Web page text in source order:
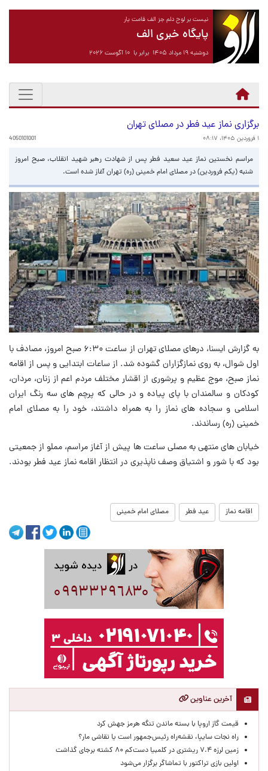
نیست بر لوح دلم جز الف قامت یار
پایگاه خبری الف
دوشنبه ۱۹ مرداد ۱۴۰۵ برابر با ۱۰ آگوست ۲۰۲۶
برگزاری نماز عید فطر در مصلای تهران
۱ فروردین ۱۴۰۵، ۰۸:۱۷ 4050101001
مراسم نخستین نماز عید سعید فطر پس از شهادت رهبر شهید انقلاب، صبح امروز
شنبه (یکم فروردین) در مصلای امام خمینی (ره) تهران آغاز شده است.
به گزارش ایسنا، درهای مصلای تهران از ساعت ۶:۳۰ صبح امروز، مصادف با
اول شوال، به روی نمازگزاران گشوده شد. از ساعات ابتدایی و پس از اقامه
نماز صبح، موج عظیم و پرشوری از اقشار مختلف مردم اعم از زنان، مردان،
کودکان و سالمندان با پای پیاده و در حالی که پرچم های سه رنگ ایران
اسلامی و سجاده های نماز را به همراه داشتند، خود را به مصلای امام
خمینی (ره) رساندند.
خیابان های منتهی به مصلی ساعت ها پیش از آغاز مراسم، مملو از جمعیتی
بود که با شور و اشتیاق وصف ناپذیری در انتظار اقامه نماز عید فطر بودند.
اقامه نماز عید فطر مصلای امام خمینی
آخرین عناوین
قیمت گاز اروپا با بسته ماندن تنگه هرمز جهش کرد
راه نجات سایپا، نقشه‌راه رئیس‌جمهور است یا نقاشی مار؟
زمین لرزه ۷.۴ ریشتری در کلمبیا دست‌کم ۸۰ کشته برجای گذاشت
اولین بازی تراکتور با تماشاگر برگزار می‌شود